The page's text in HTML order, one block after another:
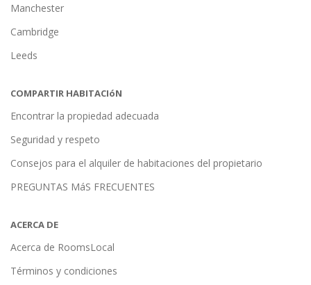
Manchester
Cambridge
Leeds
COMPARTIR HABITACIóN
Encontrar la propiedad adecuada
Seguridad y respeto
Consejos para el alquiler de habitaciones del propietario
PREGUNTAS MáS FRECUENTES
ACERCA DE
Acerca de RoomsLocal
Términos y condiciones